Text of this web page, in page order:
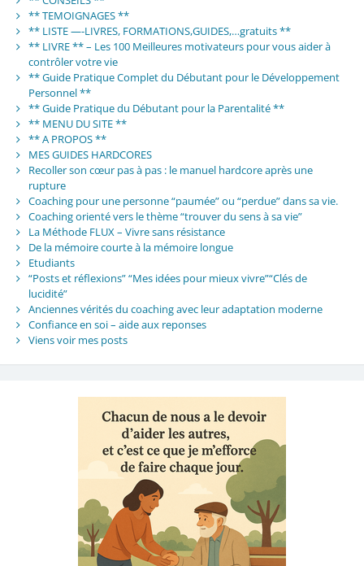
** TEMOIGNAGES **
** LISTE —-LIVRES, FORMATIONS,GUIDES,…gratuits **
** LIVRE ** – Les 100 Meilleures motivateurs pour vous aider à
contrôler votre vie
** Guide Pratique Complet du Débutant pour le Développement
Personnel **
** Guide Pratique du Débutant pour la Parentalité **
** MENU DU SITE **
** A PROPOS **
MES GUIDES HARDCORES
Recoller son cœur pas à pas : le manuel hardcore après une
rupture
Coaching pour une personne “paumée” ou “perdue” dans sa vie.
Coaching orienté vers le thème “trouver du sens à sa vie”
La Méthode FLUX – Vivre sans résistance
De la mémoire courte à la mémoire longue
Etudiants
“Posts et réflexions” “Mes idées pour mieux vivre”“Clés de
lucidité”
Anciennes vérités du coaching avec leur adaptation moderne
Confiance en soi – aide aux reponses
Viens voir mes posts